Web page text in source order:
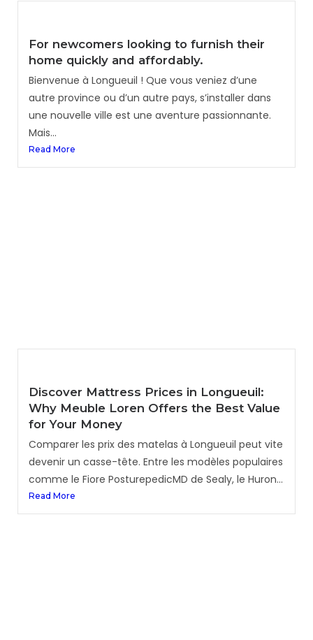
For newcomers looking to furnish their
home quickly and affordably.
Bienvenue à Longueuil ! Que vous veniez d’une
autre province ou d’un autre pays, s’installer dans
une nouvelle ville est une aventure passionnante.
Mais...
Read More
Discover Mattress Prices in Longueuil:
Why Meuble Loren Offers the Best Value
for Your Money
Comparer les prix des matelas à Longueuil peut vite
devenir un casse-tête. Entre les modèles populaires
comme le Fiore PosturepedicMD de Sealy, le Huron...
Read More